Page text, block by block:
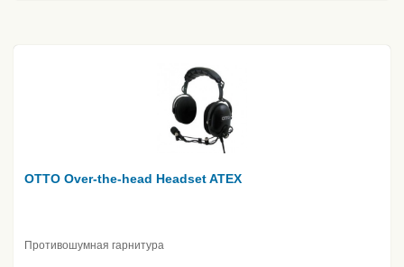
OTTO Over-the-head Headset ATEX
Противошумная гарнитура